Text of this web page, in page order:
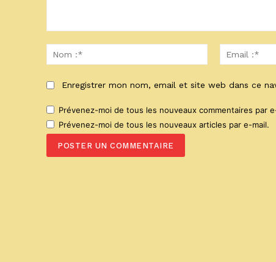
:*
Enregistrer mon nom, email et site web dans ce
Prévenez-moi de tous les nouveaux commentaires par
Prévenez-moi de tous les nouveaux articles par e-mail.